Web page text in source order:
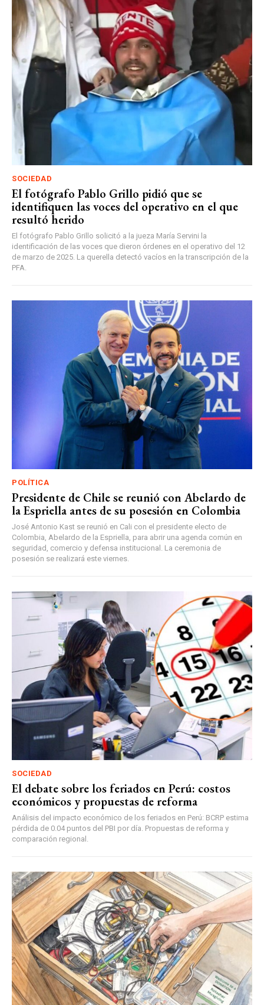
SOCIEDAD
El fotógrafo Pablo Grillo pidió que se
identifiquen las voces del operativo en el que
resultó herido
El fotógrafo Pablo Grillo solicitó a la jueza María Servini la
identificación de las voces que dieron órdenes en el operativo del 12
de marzo de 2025. La querella detectó vacíos en la transcripción de la
PFA.
POLÍTICA
Presidente de Chile se reunió con Abelardo de
la Espriella antes de su posesión en Colombia
José Antonio Kast se reunió en Cali con el presidente electo de
Colombia, Abelardo de la Espriella, para abrir una agenda común en
seguridad, comercio y defensa institucional. La ceremonia de
posesión se realizará este viernes.
SOCIEDAD
El debate sobre los feriados en Perú: costos
económicos y propuestas de reforma
Análisis del impacto económico de los feriados en Perú: BCRP estima
pérdida de 0.04 puntos del PBI por día. Propuestas de reforma y
comparación regional.